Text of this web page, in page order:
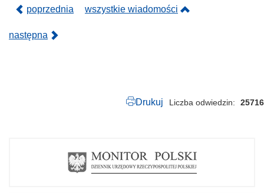
p
d
poprzednia wszystkie wiadomości
następna
Drukuj Liczba odwiedzin 25716